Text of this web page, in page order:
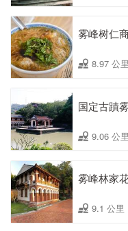
雾峰树仁
8.97 公里
国定古蹟
9.06 公里
雾峰林家
9.1 公里